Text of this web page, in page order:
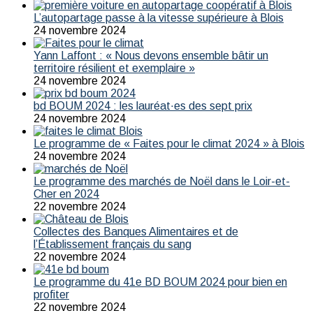
L’autopartage passe à la vitesse supérieure à Blois
24 novembre 2024
Yann Laffont : « Nous devons ensemble bâtir un
territoire résilient et exemplaire »
24 novembre 2024
bd BOUM 2024 : les lauréat·es des sept prix
24 novembre 2024
Le programme de « Faites pour le climat 2024 » à Blois
24 novembre 2024
Le programme des marchés de Noël dans le Loir-et-
Cher en 2024
22 novembre 2024
Collectes des Banques Alimentaires et de
l’Établissement français du sang
22 novembre 2024
Le programme du 41e BD BOUM 2024 pour bien en
profiter
22 novembre 2024